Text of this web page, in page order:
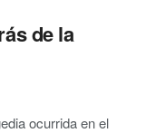
de la
ocurrida en el